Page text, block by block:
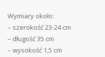
Wymiary około:
– szerokość 23-24 cm
– długość 35 cm
– wysokość 1,5 cm